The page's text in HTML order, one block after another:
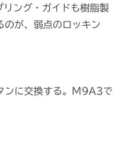
ング・ガイドも樹脂製
のが、弱点のロッキン
ンに交換する。M9A3で